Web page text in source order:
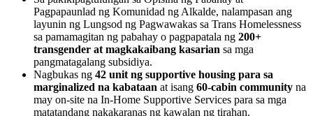
Pagpapaunlad ng Komunidad ng Alkalde, nalampasan ang
layunin ng Lungsod ng Pagwawakas sa Trans Homelessness
sa pamamagitan ng pabahay o pagpapatala ng 200+
transgender at magkakaibang kasarian sa mga
pangmatagalang subsidiya.
Nagbukas ng 42 unit ng supportive housing para sa
marginalized na kabataan at isang 60-cabin community na
may on-site na In-Home Supportive Services para sa mga
matatandang nakakaranas ng kawalan ng tirahan.